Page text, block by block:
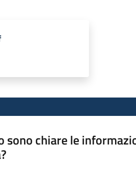
sono chiare le